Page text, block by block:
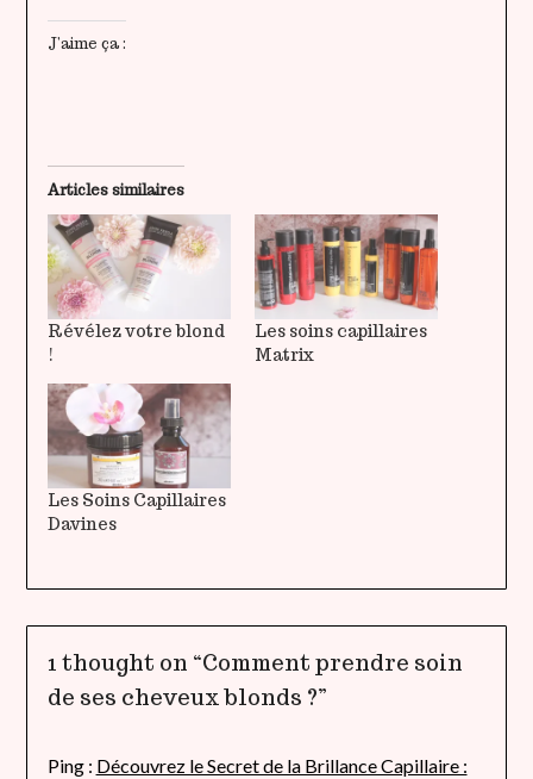
J’aime ça :
Articles similaires
Révélez votre blond
!
Les soins capillaires
Matrix
Les Soins Capillaires
Davines
1 thought on “Comment prendre soin
de ses cheveux blonds ?”
Ping : Découvrez le Secret de la Brillance Capillaire :